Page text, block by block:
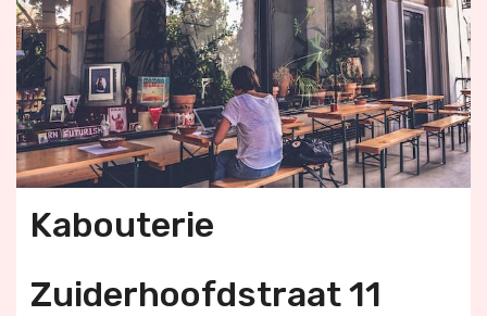
Kabouterie
Zuiderhoofdstraat 11